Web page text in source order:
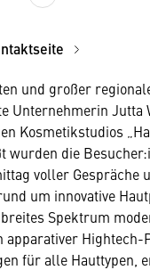
und großer
Unternehmerin Jutta
Kosmetikstudios
wurden die
voller Gespräche
um innovative
Spektrum
apparativer Hightech-
für alle Hauttypen,